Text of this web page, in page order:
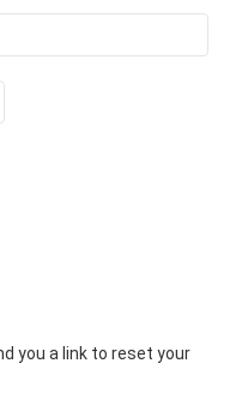
you a link to reset your